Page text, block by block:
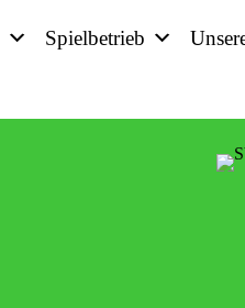
Spielbetrieb